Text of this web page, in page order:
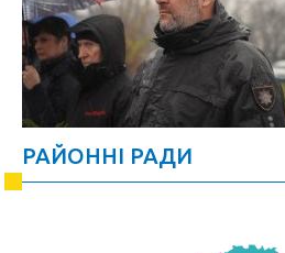
РАЙОННІ РАДИ